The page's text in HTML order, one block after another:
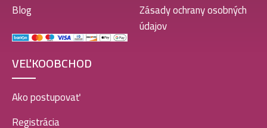
Kallos kjmn farba 100ml- 7.45 – Stredne medený
3,99€
Kallos kjmn farba 100ml- 6.4 – Tmavo medeno hnedá
Blog
Zásady ochrany osobných
údajov
VEĽKOOBCHOD
Ako postupovať
Registrácia